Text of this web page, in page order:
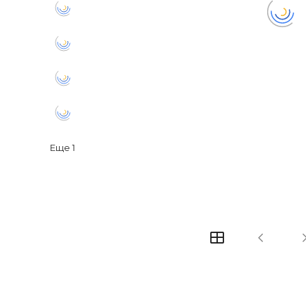
Еще 1